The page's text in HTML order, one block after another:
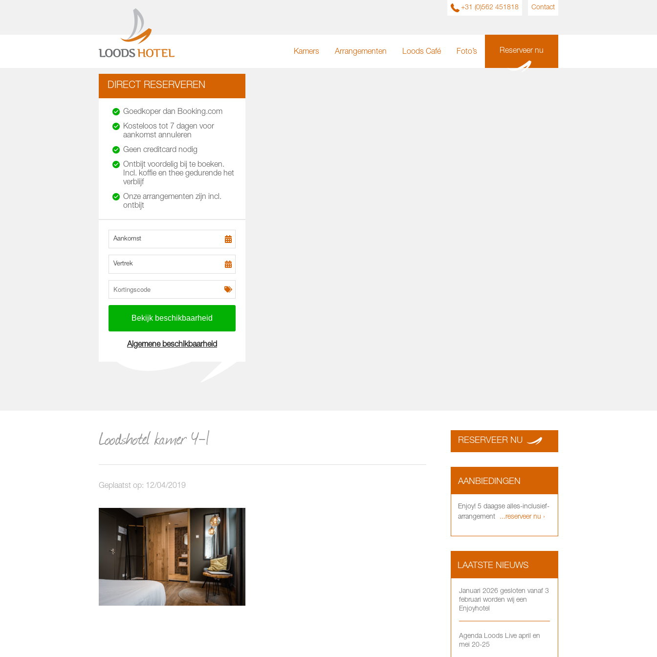
+31 (0)562 451818 Contact
Kamers Arrangementen Loods Café Foto’s Reserveer nu
DIRECT RESERVEREN
Goedkoper dan Booking.com
Kosteloos tot 7 dagen voor
aankomst annuleren
Geen creditcard nodig
Ontbijt voordelig bij te boeken.
Incl. koffie en thee gedurende het
verblijf
Onze arrangementen zijn incl.
ontbijt
Aankomst
Vertrek
Algemene beschikbaarheid
Loodshotel kamer 4-1
Geplaatst op: 12/04/2019
RESERVEER NU
AANBIEDINGEN
Enjoy! 5 daagse alles-inclusief-
arrangement
...reserveer nu ›
LAATSTE NIEUWS
Januari 2026 gesloten vanaf 3
februari worden wij een
Enjoyhotel
Agenda Loods Live april en
mei 20-25